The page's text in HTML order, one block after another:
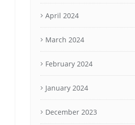
April 2024
March 2024
February 2024
January 2024
December 2023